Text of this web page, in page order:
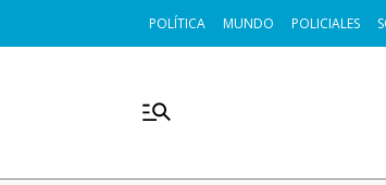
POLÍTICA MUNDO POLICIALES